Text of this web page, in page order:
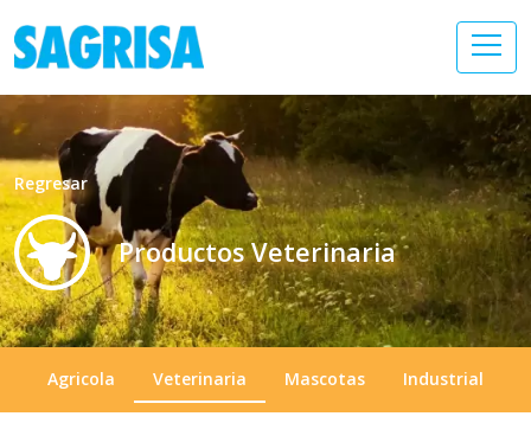
Regresar
Productos Veterinaria
Agricola Veterinaria Mascotas Industrial